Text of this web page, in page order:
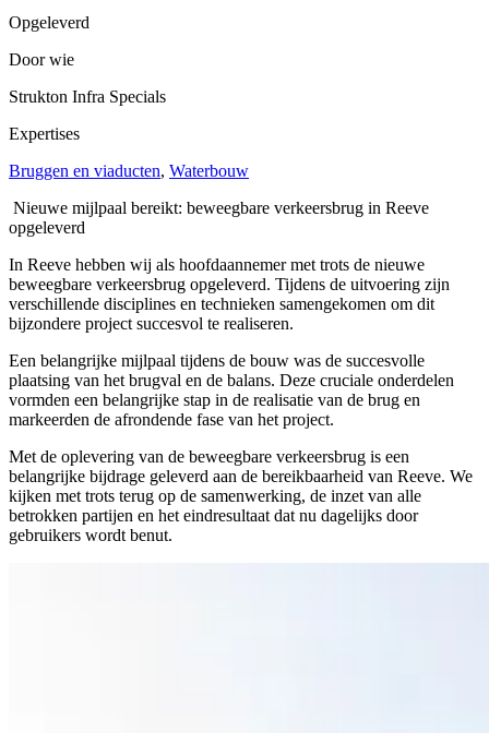
Opgeleverd
Door wie
Strukton Infra Specials
Expertises
Bruggen en viaducten, Waterbouw
Nieuwe mijlpaal bereikt: beweegbare verkeersbrug in Reeve
opgeleverd
In Reeve hebben wij als hoofdaannemer met trots de nieuwe
beweegbare verkeersbrug opgeleverd. Tijdens de uitvoering zijn
verschillende disciplines en technieken samengekomen om dit
bijzondere project succesvol te realiseren.
Een belangrijke mijlpaal tijdens de bouw was de succesvolle
plaatsing van het brugval en de balans. Deze cruciale onderdelen
vormden een belangrijke stap in de realisatie van de brug en
markeerden de afrondende fase van het project.
Met de oplevering van de beweegbare verkeersbrug is een
belangrijke bijdrage geleverd aan de bereikbaarheid van Reeve. We
kijken met trots terug op de samenwerking, de inzet van alle
betrokken partijen en het eindresultaat dat nu dagelijks door
gebruikers wordt benut.